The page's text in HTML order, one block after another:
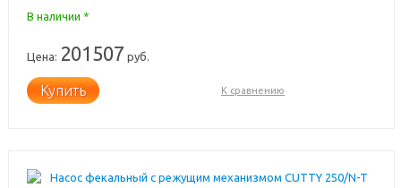
В наличии *
Цена: 201507 руб.
Купить К сравнению